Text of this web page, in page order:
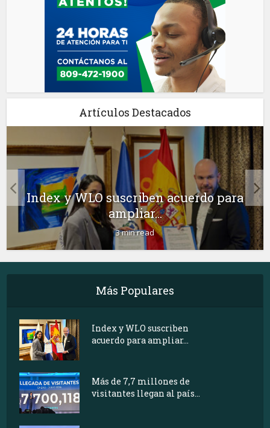
Artículos Destacados
Index y WLO suscriben acuerdo para
ampliar...
3 min read
Más Populares
Index y WLO suscriben
acuerdo para ampliar...
Más de 7,7 millones de
visitantes llegan al país...